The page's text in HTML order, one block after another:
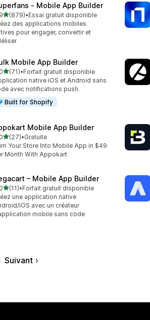
‑ Mobile App Builder
étoile(s) sur 5
(879)
avis au total
•Essai gratuit disponible
des applications mobiles
pour engager, convertir et
Mobile App Builder
étoile(s) sur 5
(71)
avis au total
•Forfait gratuit disponible
native iOS et Android sans
avec notifications push.
Built for Shopify
Mobile App Builder
étoile(s) sur 5
(27)
avis au total
•Gratuite
Your Store Into Mobile App in $49
Month With Appokart
– Mobile App Builder
étoile(s) sur 5
(11)
avis au total
•Forfait gratuit disponible
une application native
iOS avec un créateur
mobile sans code
Suivant